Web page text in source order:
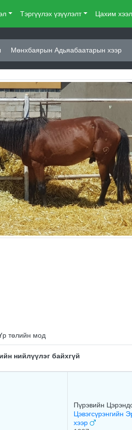
Тэргүүлэх үзүүлэлт Цахим
Мөнхбаярын Адьяабаатарын хээр
төлийн мод
нийлүүлэг байхгүй
Пүрэвийн
Цэвэгсүрэнгийн
хээр